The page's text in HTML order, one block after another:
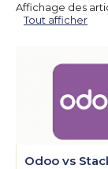
Affichage des
Tout afficher
Odoo vs